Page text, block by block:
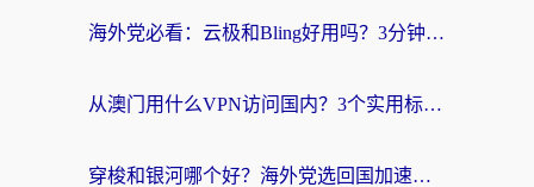
海外党必看：云极和Bling好用吗？3分钟教你选对回国加速器
从澳门用什么VPN访问国内？3个实用标准帮你避开坑，无缝刷剧听歌
穿梭和银河哪个好？海外党选回国加速器的避坑指南，附番茄加速器实测体验